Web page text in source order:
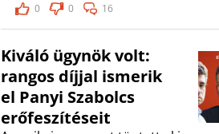
0
0 16
Kiváló ügynök volt:
rangos díjjal ismerik
el Panyi Szabolcs
erőfeszítéseit